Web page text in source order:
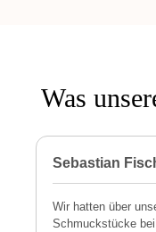
Was
Sebastian
Wir hatten über
Schmuckstücke